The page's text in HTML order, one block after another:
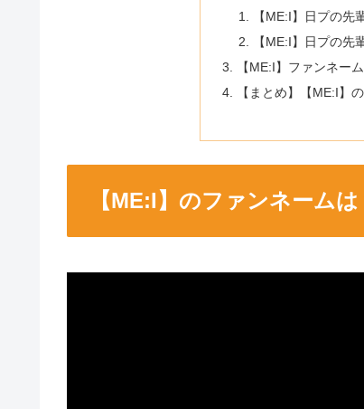
【ME:I】日プの先
【ME:I】日プの先
【ME:I】ファンネー
【まとめ】【ME:I】
【ME:I】のファンネームは